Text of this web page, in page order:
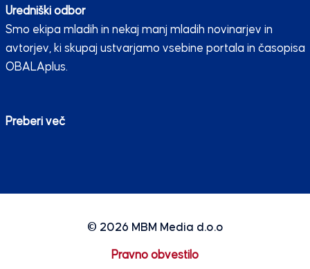
Uredniški odbor
Smo ekipa mladih in nekaj manj mladih novinarjev in
avtorjev, ki skupaj ustvarjamo vsebine portala in časopisa
OBALAplus.
Preberi več
© 2026 MBM Media d.o.o
Pravno obvestilo